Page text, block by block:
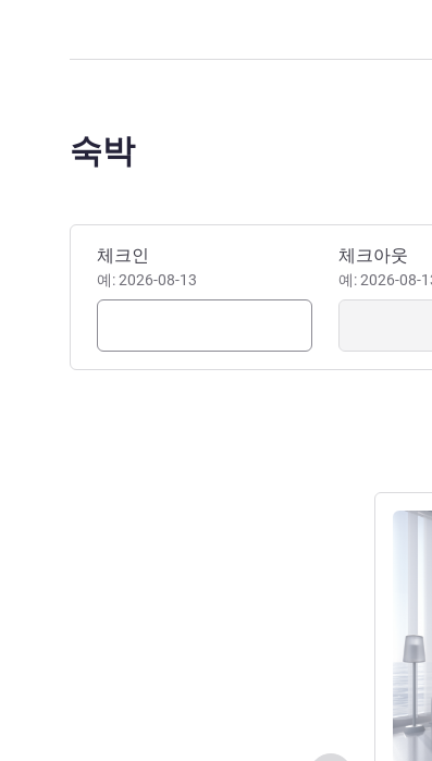
숙박
이 호텔 예약하기
체크인
예: 2026-08-13
체크아웃
예: 2026-08-
세부